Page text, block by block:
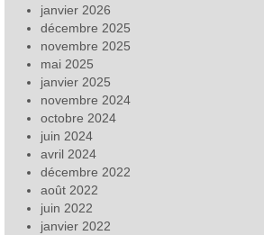
janvier 2026
décembre 2025
novembre 2025
mai 2025
janvier 2025
novembre 2024
octobre 2024
juin 2024
avril 2024
décembre 2022
août 2022
juin 2022
janvier 2022